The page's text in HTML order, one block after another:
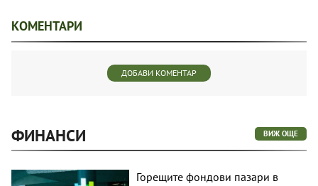
КОМЕНТАРИ
ДОБАВИ КОМЕНТАР
ФИНАНСИ ВИЖ ОЩЕ
Горещите фондови пазари в